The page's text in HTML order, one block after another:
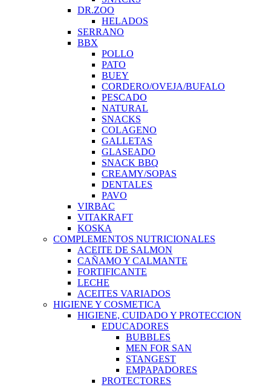
DR.ZOO
HELADOS
SERRANO
BBX
POLLO
PATO
BUEY
CORDERO/OVEJA/BUFALO
PESCADO
NATURAL
SNACKS
COLAGENO
GALLETAS
GLASEADO
SNACK BBQ
CREAMY/SOPAS
DENTALES
PAVO
VIRBAC
VITAKRAFT
KOSKA
COMPLEMENTOS NUTRICIONALES
ACEITE DE SALMON
CAÑAMO Y CALMANTE
FORTIFICANTE
LECHE
ACEITES VARIADOS
HIGIENE Y COSMETICA
HIGIENE, CUIDADO Y PROTECCION
EDUCADORES
BUBBLES
MEN FOR SAN
STANGEST
EMPAPADORES
PROTECTORES